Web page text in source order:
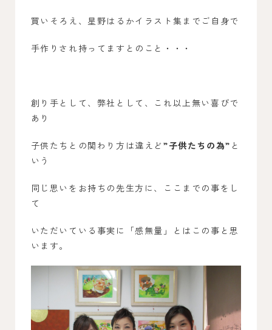
買いそろえ、星野はるかイラスト集までご自身で
手作りされ持ってますとのこと・・・
創り手として、弊社として、これ以上無い喜びで
あり
子供たちとの関わり方は違えど”子供たちの為” と
いう
同じ思いをお持ちの先生方に、ここまでの事をし
て
いただいている事実に「感無量」とはこの事と思
います。